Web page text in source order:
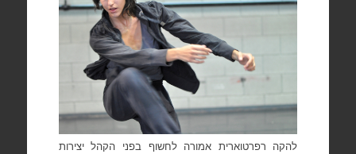
להקה רפרטוארית אמורה לחשוף בפני הקהל יצירות